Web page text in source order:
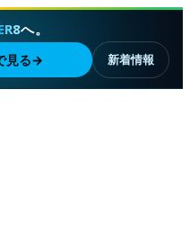
へ。
見る→ 新着情報